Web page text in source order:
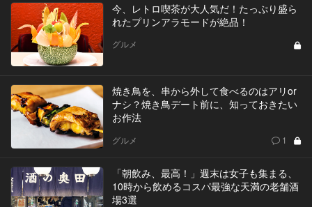
今、レトロ喫茶が大人気だ！たっぷり盛ら
れたプリンアラモードが絶品！
グルメ
焼き鳥を、串から外して食べるのはアリor
ナシ？焼き鳥デート前に、知っておきたい
お作法
グルメ 1
「朝飲み、最高！」週末は女子も集まる、
10時から飲めるコスパ最強な天満の老舗酒
場3選